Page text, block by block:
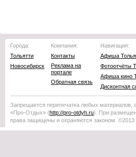
Города:
Тольятти
Новосибирск
Компания:
Контакты
Реклама на
портале
Обратная связь
Навигация:
Афиша
Фотоотчёты
Афиша кино
Дисконтная
Запрещается перепечатка любых материалов,
«Про-Отдых» (http://pro-otdyh .ru). При
права защищены и охраняются законом. ©2013